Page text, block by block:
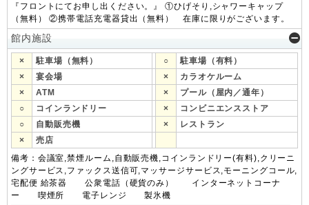
『フロントにてお申し出ください。』 ①ひげそり,シャワーキャップ
（無料） ②携帯電話充電器貸出（無料） 在庫に限りがございます。
館内施設
× 駐車場（無料） ○
駐車場（有料）
×
宴会場 ×
カラオケルーム
×
ATM ×
プール（屋内／通年）
○
コインランドリー ×
コンビニエンスストア
○
自動販売機 ×
レストラン
×
売店
備考：会議室,禁煙ルーム,自動販売機,コインランドリー(有料),クリーニ
ングサービス,ファックス送信可,マッサージサービス,モーニングコール,
宅配便 給茶器 公衆電話（硬貨のみ） インターネットコーナ
ー 喫煙所 電子レンジ 製氷機